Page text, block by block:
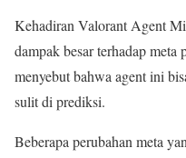
Kehadiran Valorant Agent
dampak besar terhadap meta
menyebut bahwa agent ini
sulit di prediksi.
Beberapa perubahan meta